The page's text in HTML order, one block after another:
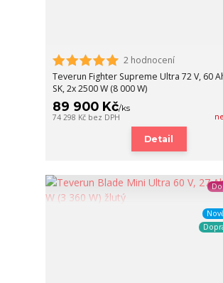
2 hodnocení
Teverun Fighter Supreme Ultra 72 V, 60
SK, 2x 2500 W (8 000 W)
89 900 Kč/ks
74 298 Kč bez DPH
Detail